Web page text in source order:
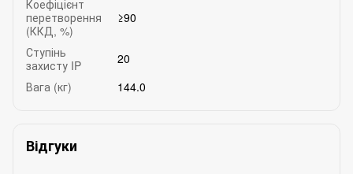
Коефіцієнт
перетворення
(ККД, %)
≥90
Ступінь
захисту IP
20
Вага (кг)
144.0
Відгуки